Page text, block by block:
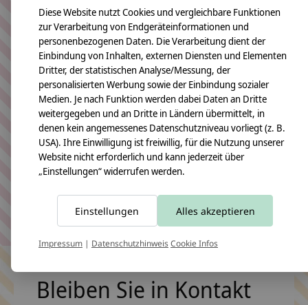
Online-Banking-Konto weitergeleitet.
Bitte halten Sie Ihre Online-Banking-Daten bereit.
Weitere Informationen hierzu finden Siehier.
Kreditkarte
Bezahlen Sie schnell, sicher und bequem per
Kreditkarte. Am Ende des Bestellvorganges werden
Sie zu Ihrem Kreditkartenanbieter weitergeleitet.
Werktage dauern kann.
Bleiben Sie in Kontakt
Diese Website nutzt Cookies und vergleichbare Funktionen
zur Verarbeitung von Endgeräteinformationen und
personenbezogenen Daten. Die Verarbeitung dient der
Einbindung von Inhalten, externen Diensten und Elementen
Dritter, der statistischen Analyse/Messung, der
personalisierten Werbung sowie der Einbindung sozialer
Medien. Je nach Funktion werden dabei Daten an Dritte
weitergegeben und an Dritte in Ländern übermittelt, in
denen kein angemessenes Datenschutzniveau vorliegt (z. B.
USA). Ihre Einwilligung ist freiwillig, für die Nutzung unserer
Website nicht erforderlich und kann jederzeit über
„Einstellungen“ widerrufen werden.
Einstellungen Alles akzeptieren
Impressum | DatenschutzhinweisCookie Infos